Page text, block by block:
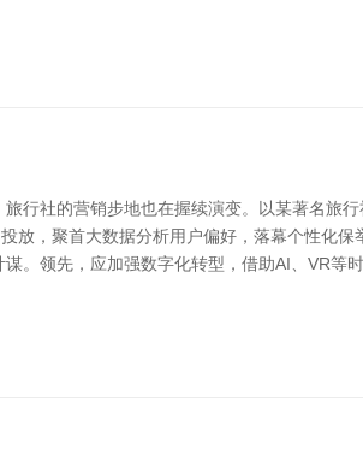
行社的营销步地也在握续演变。以某著名旅
放，聚首大数据分析用户偏好，落幕个性化
。领先，应加强数字化转型，借助AI、VR